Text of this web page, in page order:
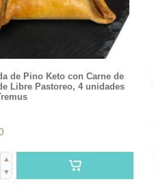
de Pino Keto con Carne de
Libre Pastoreo, 4 unidades
▲
▼